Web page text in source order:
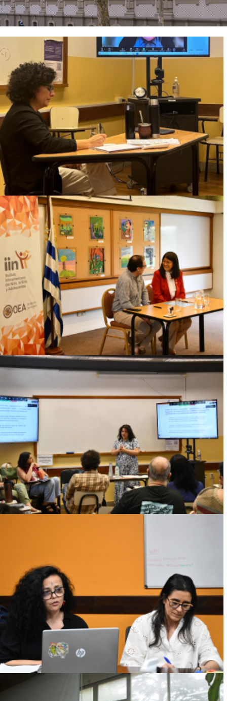
JULIA CÓRDOBA OBTUVO EL TÍTULO DE
DOCTORA EN PSICOLOGÍA POR LA
FACULTAD DE PSICOLOGÍA DE LA
UNIVERSIDAD DE LA REPÚBLICA
Ver más
FACULTAD DE PSICOLOGÍA Y EL IIN
REFUERZAN LA COOPERACIÓN EN
DERECHOS HUMANOS DE LA NIÑEZ Y
ADOLESCENCIA CON NUEVAS INICIATIVAS
ACADÉMICAS Y DE INVESTIGACIÓN
Ver más
CAROLINA FARÍAS, DOCTORA EN
PSICOLOGÍA POR LA FACULTAD DE
PSICOLOGÍA DE LA UNIVERSIDAD DE LA
REPÚBLICA
Ver más
LA CERTIFICACIÓN NIVEL II DEL MODELO
DE CALIDAD CON EQUIDAD DE GÉNERO
CON INSTANCIAS DE CAPACITACIÓN
INTERNA
Ver más